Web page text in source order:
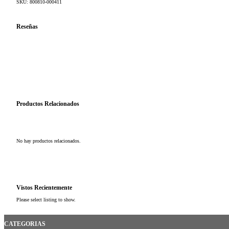
SKU: 800810-000411
Reseñas
Productos Relacionados
No hay productos relacionados.
Vistos Recientemente
Please select listing to show.
CATEGORIAS